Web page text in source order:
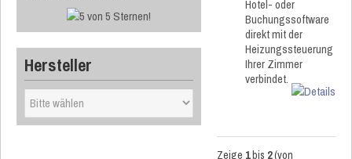
Hersteller
Hotel- oder
Buchungssoftware
direkt mit der
Heizungssteuerung
Ihrer Zimmer
verbindet.
Zeige 1bis 2(von